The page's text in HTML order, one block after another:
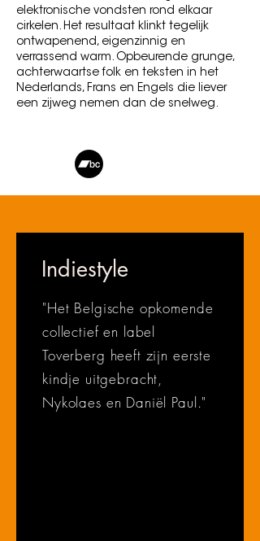
elektronische vondsten rond elkaar
cirkelen. Het resultaat klinkt tegelijk
ontwapenend, eigenzinnig en
verrassend warm. Opbeurende grunge,
achterwaartse folk en teksten in het
Nederlands, Frans en Engels die liever
een zijweg nemen dan de snelweg.
Indiestyle
"Het Belgische opkomende
collectief en label
Toverberg heeft zijn eerste
kindje uitgebracht,
Nykolaes en Daniël Paul."